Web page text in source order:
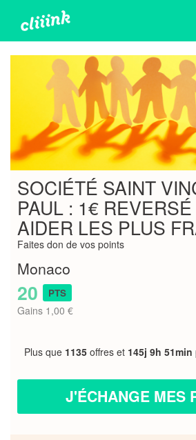
SOCIÉTÉ SAINT
PAUL : 1€
AIDER LES PLUS
Faites don de vos points
Monaco
20 PTS
Gains 1,00 €
Plus que 1135 offres et 145j 9h 51min
J'ÉCHANGE MES